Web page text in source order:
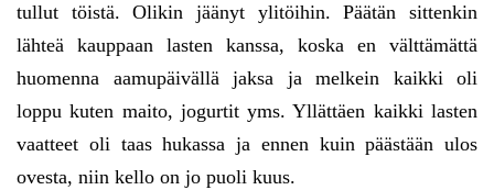
tullut töistä. Olikin jäänyt ylitöihin. Päätän sittenkin
lähteä kauppaan lasten kanssa, koska en välttämättä
huomenna aamupäivällä jaksa ja melkein kaikki oli
loppu kuten maito, jogurtit yms. Yllättäen kaikki lasten
vaatteet oli taas hukassa ja ennen kuin päästään ulos
ovesta, niin kello on jo puoli kuus.